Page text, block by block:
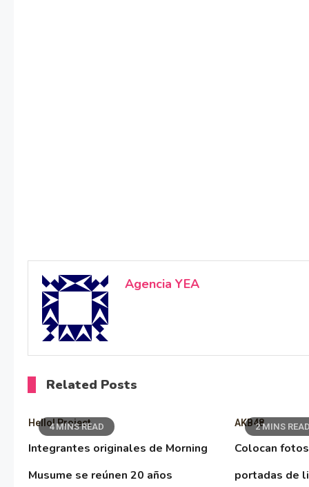
Agencia YEA
Related Posts
4 MINS READ
Hello! Project
Integrantes originales de Morning
Musume se reúnen 20 años
2 MINS READ
AKB48
Colocan
portadas de